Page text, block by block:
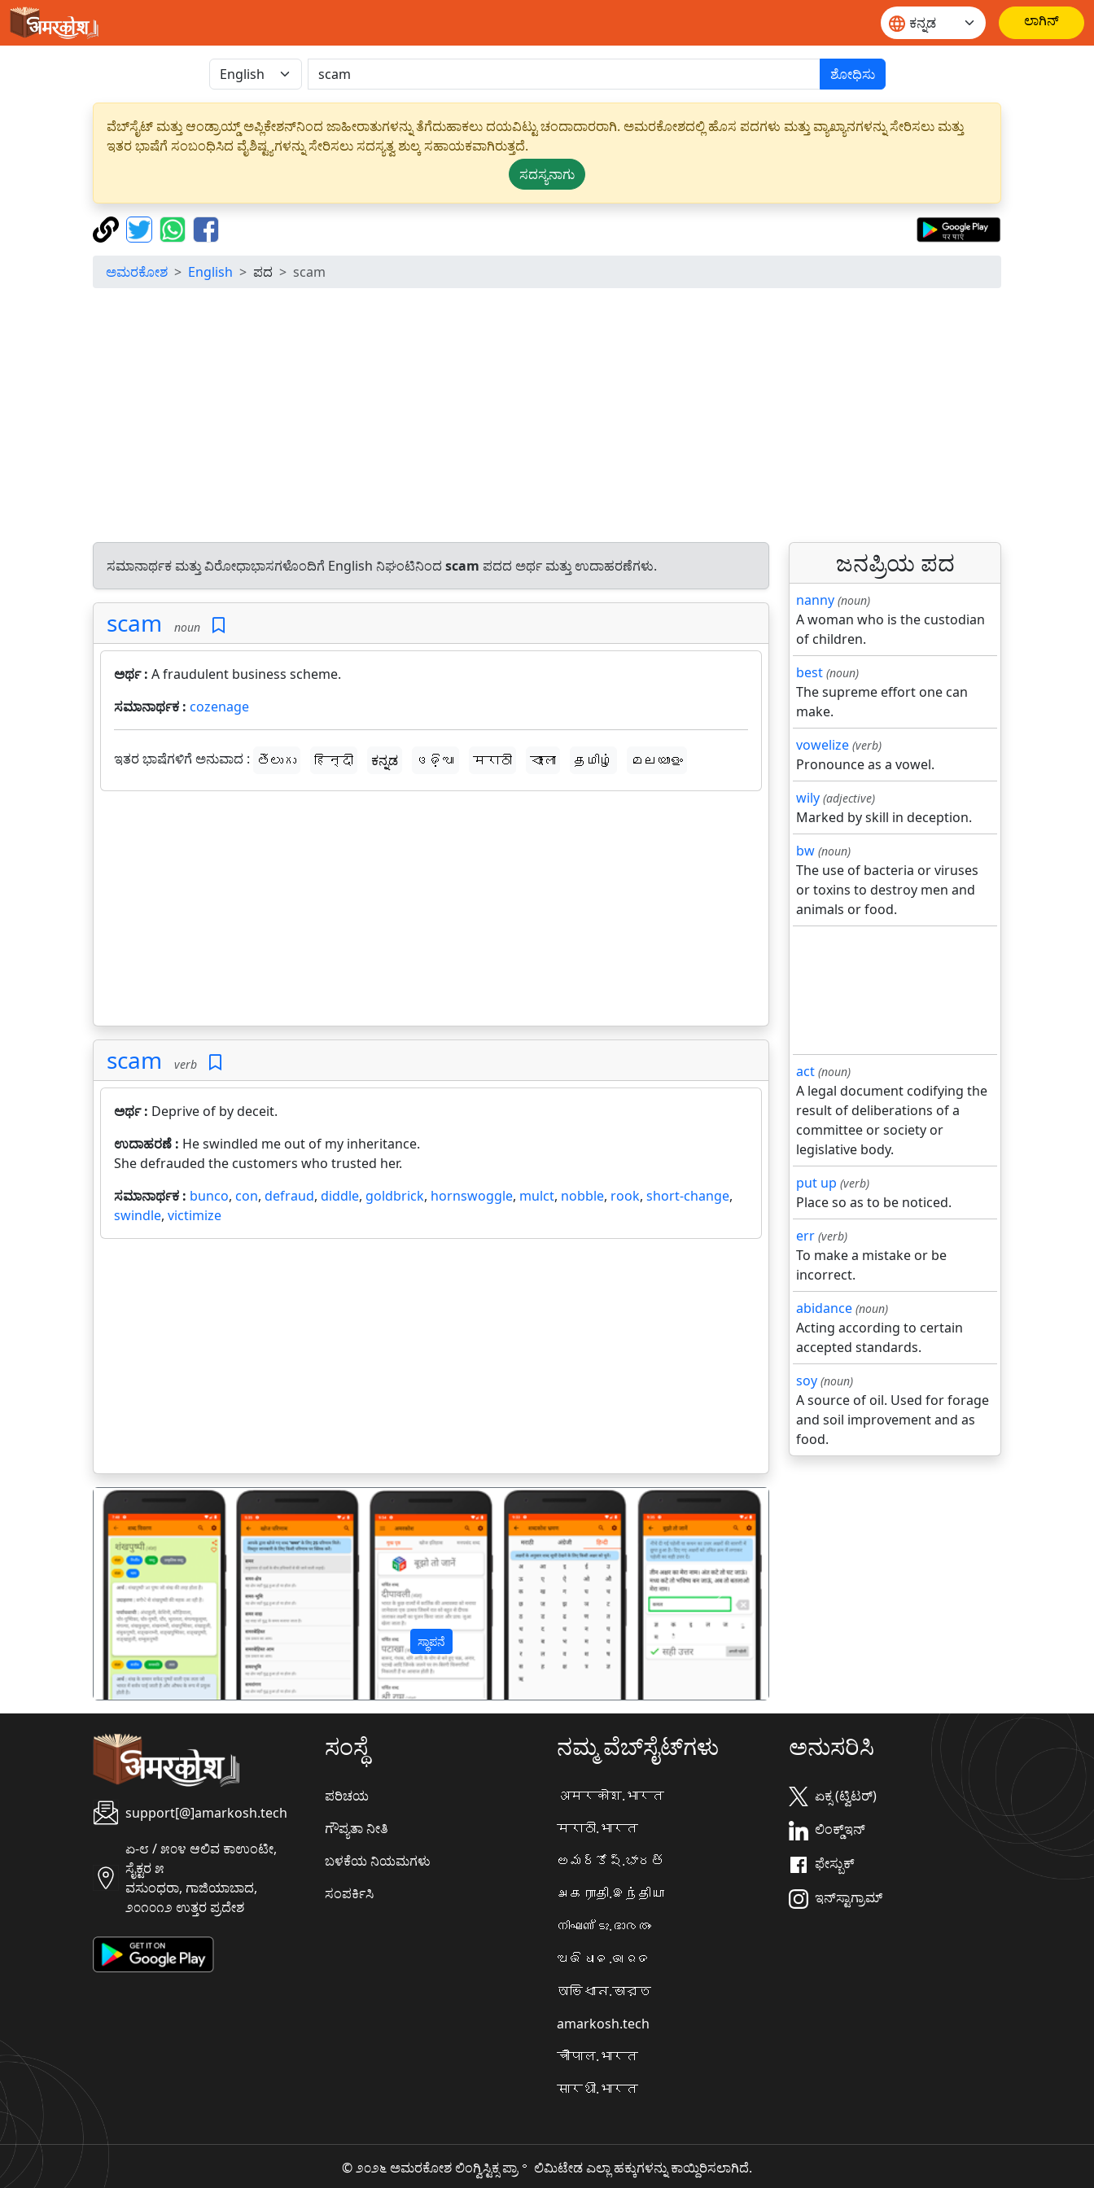
ಲಾಗಿನ್
ಶೋಧಿಸು
ವೆಬ್‌ಸೈಟ್ ಮತ್ತು ಆಂಡ್ರಾಯ್ಡ್ ಅಪ್ಲಿಕೇಶನ್‌ನಿಂದ ಜಾಹೀರಾತುಗಳನ್ನು ತೆಗೆದುಹಾಕಲು ದಯವಿಟ್ಟು ಚಂದಾದಾರರಾಗಿ. ಅಮರಕೋಶದಲ್ಲಿ ಹೊಸ ಪದಗಳು ಮತ್ತು ವ್ಯಾಖ್ಯಾನಗಳನ್ನು ಸೇರಿಸಲು ಮತ್ತು
ಇತರ ಭಾಷೆಗೆ ಸಂಬಂಧಿಸಿದ ವೈಶಿಷ್ಟ್ಯಗಳನ್ನು ಸೇರಿಸಲು ಸದಸ್ಯತ್ವ ಶುಲ್ಕ ಸಹಾಯಕವಾಗಿರುತ್ತದೆ.
ಸದಸ್ಯನಾಗು
ಅಮರಕೋಶ English ಪದ scam
ಸಮಾನಾರ್ಥಕ ಮತ್ತು ವಿರೋಧಾಭಾಸಗಳೊಂದಿಗೆ English ನಿಘಂಟಿನಿಂದ scam ಪದದ ಅರ್ಥ ಮತ್ತು ಉದಾಹರಣೆಗಳು.
scam noun
ಅರ್ಥ : A fraudulent business scheme.
ಸಮಾನಾರ್ಥಕ : cozenage
ಇತರ ಭಾಷೆಗಳಿಗೆ ಅನುವಾದ : తెలుగు हिन्दी ಕನ್ನಡ ଓଡ଼ିଆ मराठी বাংলা தமிழ் മലയാളം
scam verb
ಅರ್ಥ : Deprive of by deceit.
ಉದಾಹರಣೆ : He swindled me out of my inheritance.
She defrauded the customers who trusted her.
ಸಮಾನಾರ್ಥಕ : bunco, con, defraud, diddle, goldbrick, hornswoggle, mulct, nobble, rook, short-change,
swindle, victimize
ಸ್ಥಾಪನೆ
पिछला अगला
ಜನಪ್ರಿಯ ಪದ
nanny (noun)
A woman who is the custodian
of children.
best (noun)
The supreme effort one can
make.
vowelize (verb)
Pronounce as a vowel.
wily (adjective)
Marked by skill in deception.
bw (noun)
The use of bacteria or viruses
or toxins to destroy men and
animals or food.
act (noun)
A legal document codifying the
result of deliberations of a
committee or society or
legislative body.
put up (verb)
Place so as to be noticed.
err (verb)
To make a mistake or be
incorrect.
abidance (noun)
Acting according to certain
accepted standards.
soy (noun)
A source of oil. Used for forage
and soil improvement and as
food.
support[@]amarkosh.tech
ಏ-೮ / ೫೦೪ ಆಲಿವ ಕಾಉಂಟೀ,
ಸೈಕ್ಟರ ೫
ವಸುಂಧರಾ, ಗಾಜಿಯಾಬಾದ,
೨೦೧೦೧೨ ಉತ್ತರ ಪ್ರದೇಶ
ಸಂಸ್ಥೆ
ಪರಿಚಯ
ಗೌಪ್ಯತಾ ನೀತಿ
ಬಳಕೆಯ ನಿಯಮಗಳು
ಸಂಪರ್ಕಿಸಿ
ನಮ್ಮ ವೆಬ್‌ಸೈಟ್‌ಗಳು
अमरकोश.भारत
मराठी.भारत
అమర్కోష్.భారత్
அகராதி.இந்தியா
നിഘണ്ടു.ഭാരതം
ଅଭିଧାନ.ଭାରତ
অভিধান.ভারত
amarkosh.tech
चौपाल.भारत
सारथी.भारत
ಅನುಸರಿಸಿ
ಏಕ್ಸ (ಟ್ವಿಟರ್)
ಲಿಂಕ್ಡ್‌ಇನ್
ಫೇಸ್ಬುಕ್
ಇನ್‌ಸ್ಟಾಗ್ರಾಮ್
© ೨೦೨೬ ಅಮರಕೋಶ ಲಿಂಗ್ವಿಸ್ಟಿಕ್ಸ ಪ್ರಾ॰ ಲಿಮಿಟೇಡ ಎಲ್ಲಾ ಹಕ್ಕುಗಳನ್ನು ಕಾಯ್ದಿರಿಸಲಾಗಿದೆ.